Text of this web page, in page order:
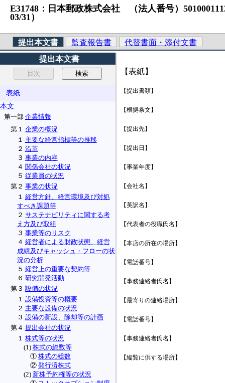
E31748：日本郵政株式会社 （法人番号）
03/31）
提出本文書 監査報告書
代替書面・添付文書
提出本文書